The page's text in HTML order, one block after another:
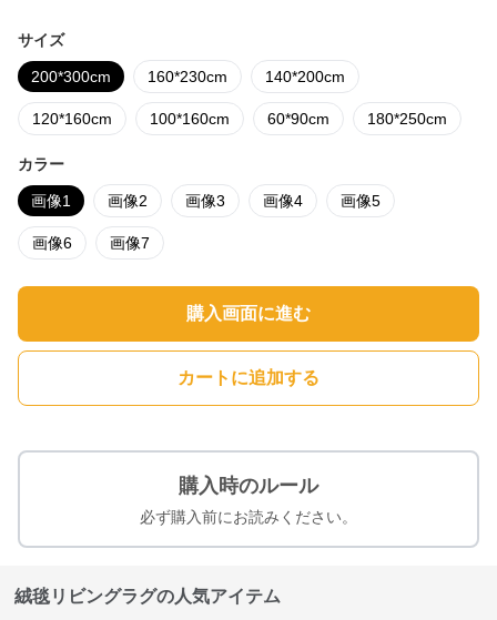
サイズ
200*300cm 160*230cm 140*200cm
120*160cm 100*160cm 60*90cm 180*250cm
カラー
画像1 画像2 画像3 画像4 画像5
画像6 画像7
購入画面に進む
カートに追加する
購入時のルール
必ず購入前にお読みください。
絨毯リビングラグの人気アイテム